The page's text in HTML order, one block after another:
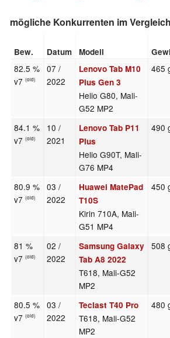
mögliche Konkurrenten im Vergleich
Bew. Datum Modell
82.5 %
v7(old)
07 /
2022
Lenovo Tab M10
Plus Gen 3
Helio G80, Mali-
G52 MP2
465
84.1 %
v7(old)
10 /
2021
Lenovo Tab P11
Plus
Helio G90T, Mali-
G76 MP4
490
80.9 %
v7(old)
03 /
2022
Huawei MatePad
T10S
Kirin 710A, Mali-
G51 MP4
450
81 %
v7(old)
02 /
2022
Samsung Galaxy
Tab A8 2022
T618, Mali-G52
MP2
508
80.5 %
v7(old)
03 /
2022
Teclast T40 Pro
T618, Mali-G52
MP2
480